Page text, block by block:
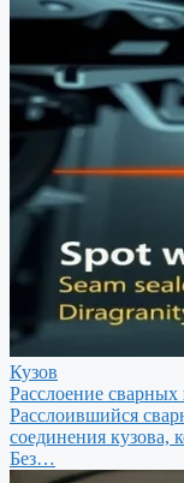
Кузов
Расслоение
Расслоившийся
соединения кузова,
Без…